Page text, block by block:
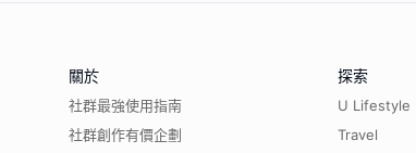
關於
社群最強使用指南
社群創作有價企劃
探索
U Lifestyle
Travel